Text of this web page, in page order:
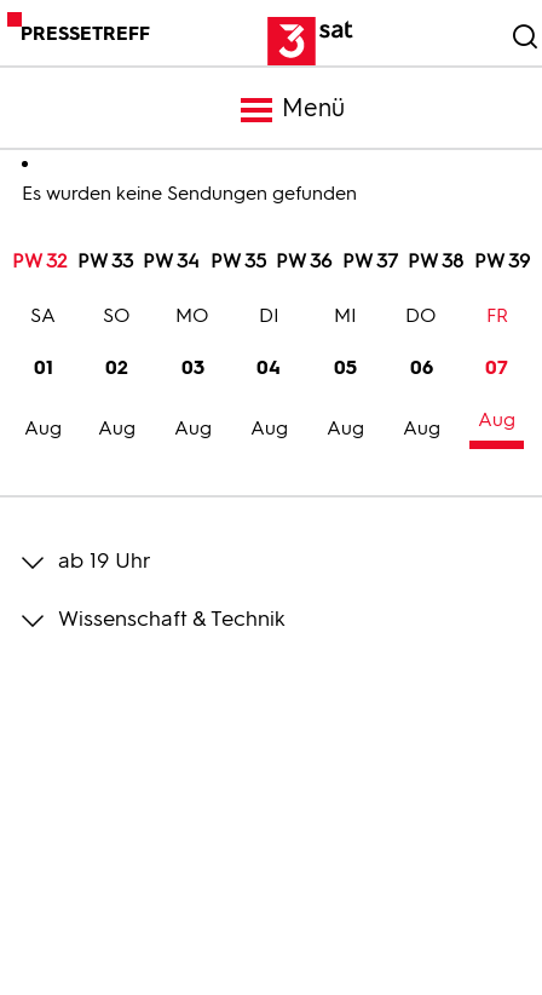
PRESSETREFF
Menü
Meldungen
Programm
Trailer
Bilder
Es wurden keine Sendungen gefunden
PW 32 PW 33 PW 34 PW 35 PW 36 PW 37 PW 38 PW 39
01
Aug
SA
02
Aug
SO
03
Aug
MO
04
Aug
DI
05
Aug
MI
06
Aug
DO
07
Aug
FR
ab 19 Uhr
Wissenschaft & Technik